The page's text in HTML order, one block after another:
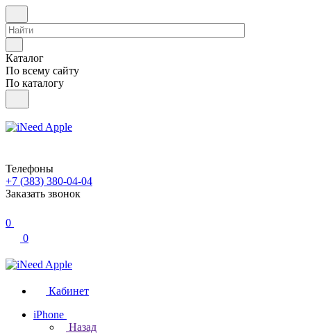
Каталог
По всему сайту
По каталогу
Телефоны
+7 (383) 380-04-04
Заказать звонок
0
0
Кабинет
iPhone
Назад